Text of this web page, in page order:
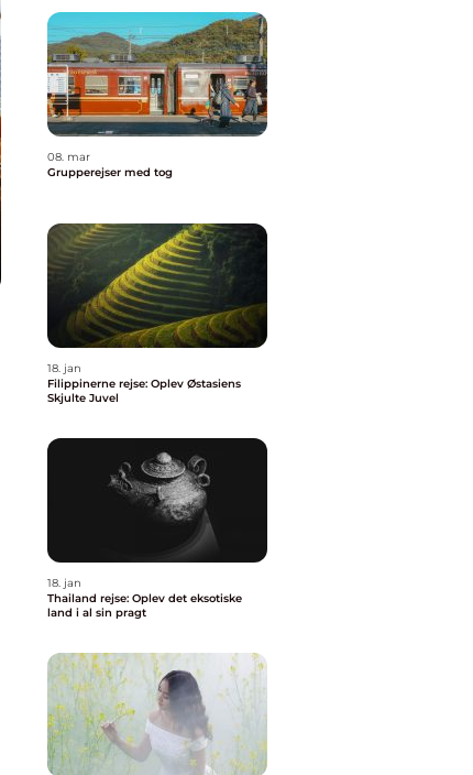
08. mar
Grupperejser med tog
18. jan
Filippinerne rejse: Oplev Østasiens
Skjulte Juvel
18. jan
Thailand rejse: Oplev det eksotiske
land i al sin pragt